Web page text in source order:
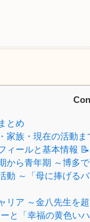
とめ
家族・現在の活動
ィールと基本情報 📝
から青年期 ～博多
動 ～「母に捧げる
リア ～金八先生を超
と「幸福の黄色いハ